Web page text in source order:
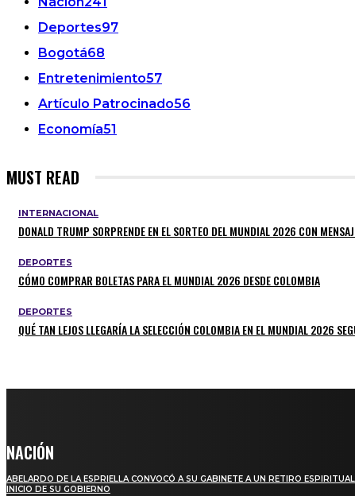
Deportes97
Bogotá68
Entretenimiento57
Artículo Patrocinado56
Economía51
MUST READ
INTERNACIONAL
DONALD TRUMP SORPRENDE EN EL SORTEO DEL MUNDIAL 2026 CON
DEPORTES
CÓMO COMPRAR BOLETAS PARA EL MUNDIAL 2026 DESDE COLOMBIA
DEPORTES
QUÉ TAN LEJOS LLEGARÍA LA SELECCIÓN COLOMBIA EN EL MUNDIAL 2026
NACIÓN
ABELARDO DE LA ESPRIELLA CONVOCÓ A SU GABINETE A UN RETIRO
INICIO DE SU GOBIERNO